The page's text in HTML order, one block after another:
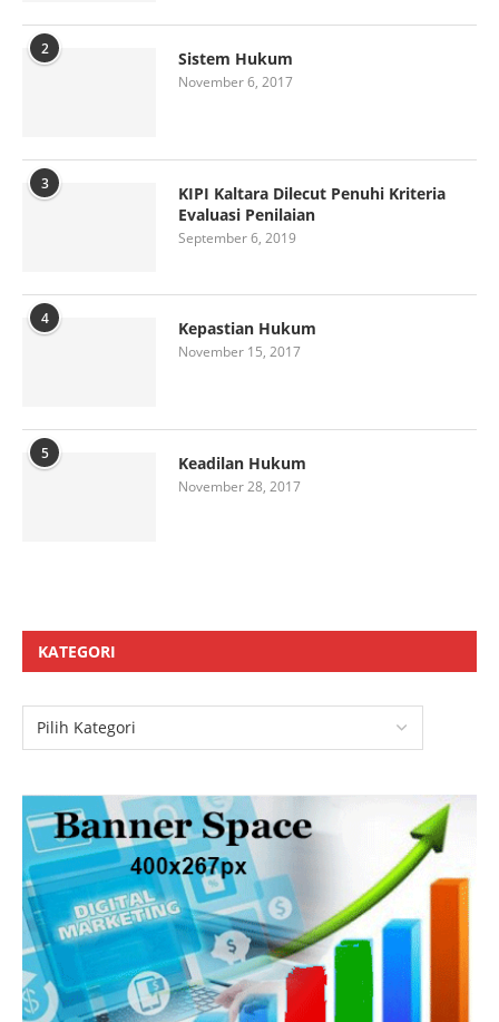
2 Sistem Hukum
November 6, 2017
3
KIPI Kaltara Dilecut Penuhi Kriteria
Evaluasi Penilaian
September 6, 2019
4 Kepastian Hukum
November 15, 2017
5 Keadilan Hukum
November 28, 2017
KATEGORI